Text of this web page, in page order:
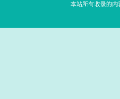
本站所有收录的内